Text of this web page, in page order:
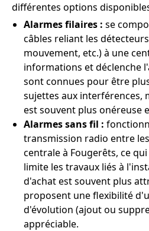
différentes options
Alarmes filaires : se
câbles reliant les
mouvement, etc.) à une
informations et déclenche
sont connues pour être
sujettes aux interférences,
est souvent plus onéreuse
Alarmes sans fil :
transmission radio entre
centrale à Fougerêts, ce
limite les travaux liés à
d'achat est souvent plus
proposent une flexibilité
d'évolution (ajout ou
appréciable.